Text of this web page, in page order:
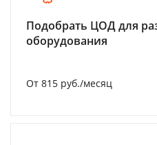
Подобрать ЦОД для
оборудования
От 815 руб./месяц